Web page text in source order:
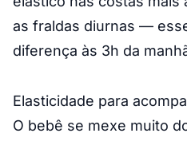
as fraldas diurnas —
diferença às 3h da
Elasticidade para
O bebê se mexe muito